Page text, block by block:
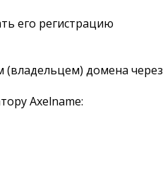
его регистрацию
(владельцем) домена через
Axelname: